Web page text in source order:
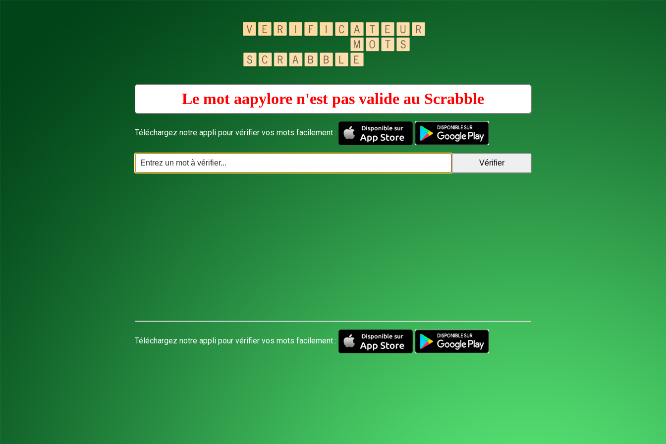
Le mot aapylore n'est pas valide au Scrabble
Téléchargez notre appli pour vérifier vos mots facilement :
Téléchargez notre appli pour vérifier vos mots facilement :